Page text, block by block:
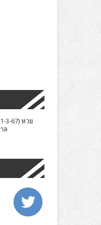
3-67) หวย
ล